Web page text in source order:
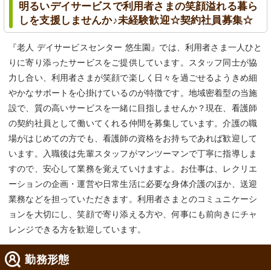
明るいデイサービスで利用者さまの笑顔溢れる暮ら
しを支援しませんか♪未経験歓迎☆契約社員募集☆
『老人 デイサービスセンター 悠生園』では、利用者さま一人ひと
りに寄り添ったサービスをご提供しています。スタッフ同士が協
力し合い、利用者さまが笑顔で楽しく日々を過ごせるようきめ細
やかなサポートを心掛けているのが特徴です。地域密着型の当施
設で、質の高いサービスを一緒に目指しませんか？現在、看護師
の契約社員として働いてくれる仲間を募集しています。介護の職
場がはじめての方でも、看護師の資格をお持ちであれば歓迎して
います。入職後は先輩スタッフがマンツーマンで丁寧に指導しま
すので、安心して業務を覚えていけますよ。お仕事は、レクリエ
ーションの企画・運営や日常生活に必要な身体介護のほか、送迎
業務などを担っていただきます。利用者さまとのコミュニケーシ
ョンを大切にし、笑顔で寄り添える方や、何事にも前向きにチャ
レンジできる方を歓迎しています。
勤務形態